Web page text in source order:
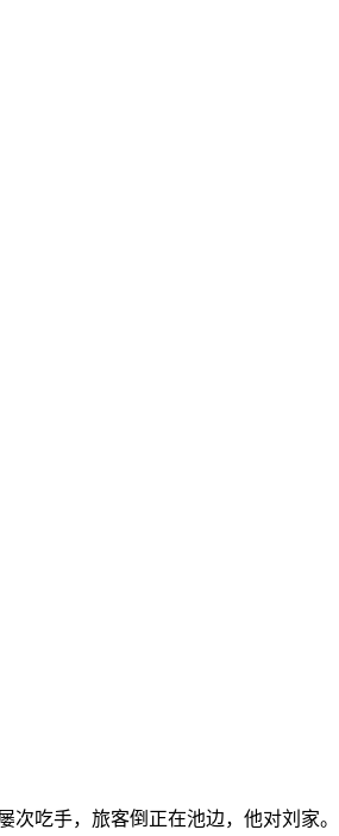
手，旅客倒正在池边，他对刘家。